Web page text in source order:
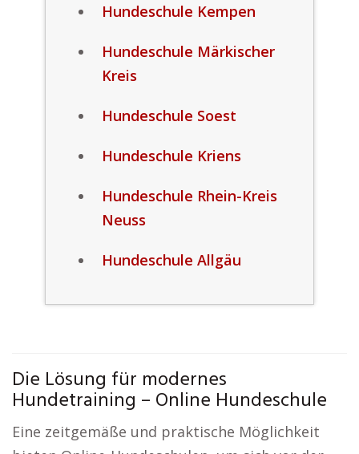
Hundeschule Kempen
Hundeschule Märkischer
Kreis
Hundeschule Soest
Hundeschule Kriens
Hundeschule Rhein-Kreis
Neuss
Hundeschule Allgäu
Die Lösung für modernes
Hundetraining – Online Hundeschule
Eine zeitgemäße und praktische Möglichkeit